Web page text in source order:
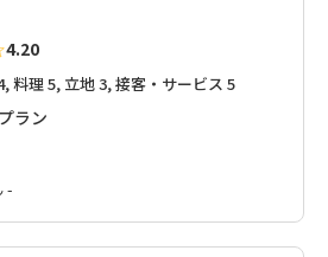
4.20
料理 5, 立地 3, 接客・サービス 5
ラン
-